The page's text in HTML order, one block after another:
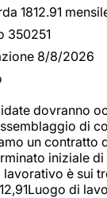
1812.91
350251
8/8/2026
dovranno
di
un contratto
iniziale
è sui
di